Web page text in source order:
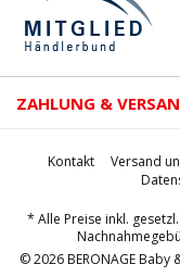
ZAHLUNG &
Kontakt Versand
* Alle Preise inkl.
© 2026 BERONAGE